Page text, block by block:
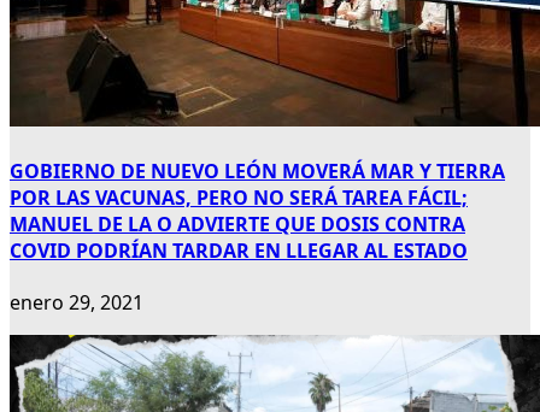
GOBIERNO DE NUEVO LEÓN MOVERÁ MAR Y TIERRA
POR LAS VACUNAS, PERO NO SERÁ TAREA FÁCIL;
MANUEL DE LA O ADVIERTE QUE DOSIS CONTRA
COVID PODRÍAN TARDAR EN LLEGAR AL ESTADO
enero 29, 2021